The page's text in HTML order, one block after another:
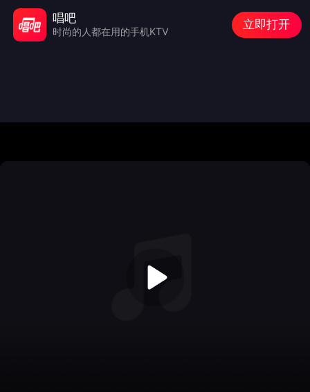
唱吧
时尚的人都在用的手机KTV
立即打开